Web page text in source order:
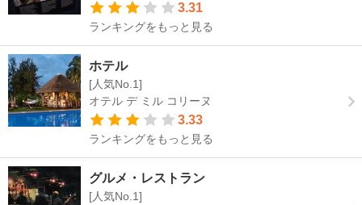
3.31
ランキングをもっと見る
ホテル
[人気No.1]
オテル デ ミル コリーヌ
3.33
ランキングをもっと見る
グルメ・レストラン
[人気No.1]